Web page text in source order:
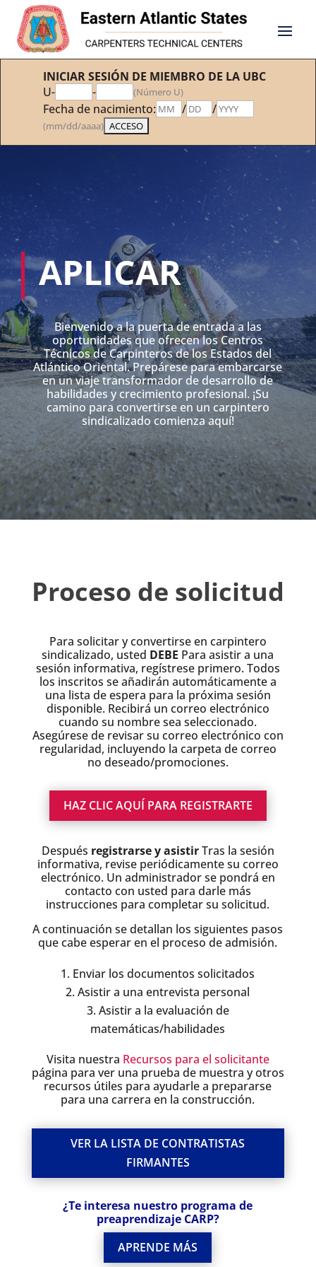
INICIAR SESIÓN DE MIEMBRO DE LA UBC
U-
- (Número U)
Fecha de nacimiento: / /
(mm/dd/aaaa)
APLICAR
Bienvenido a la puerta de entrada a las
oportunidades que ofrecen los Centros
Técnicos de Carpinteros de los Estados del
Atlántico Oriental. Prepárese para embarcarse
en un viaje transformador de desarrollo de
habilidades y crecimiento profesional. ¡Su
camino para convertirse en un carpintero
sindicalizado comienza aquí!
Proceso de solicitud
Para solicitar y convertirse en carpintero
sindicalizado, usted DEBE Para asistir a una
sesión informativa, regístrese primero. Todos
los inscritos se añadirán automáticamente a
una lista de espera para la próxima sesión
disponible. Recibirá un correo electrónico
cuando su nombre sea seleccionado.
Asegúrese de revisar su correo electrónico con
regularidad, incluyendo la carpeta de correo
no deseado/promociones.
HAZ CLIC AQUÍ PARA REGISTRARTE
Después registrarse y asistirTras la sesión
informativa, revise periódicamente su correo
electrónico. Un administrador se pondrá en
contacto con usted para darle más
instrucciones para completar su solicitud.
A continuación se detallan los siguientes pasos
que cabe esperar en el proceso de admisión.
Enviar los documentos solicitados
Asistir a una entrevista personal
Asistir a la evaluación de
matemáticas/habilidades
Visita nuestra Recursos para el solicitante
página para ver una prueba de muestra y otros
recursos útiles para ayudarle a prepararse
para una carrera en la construcción.
VER LA LISTA DE CONTRATISTAS
FIRMANTES
¿Te interesa nuestro programa de
preaprendizaje CARP?
APRENDE MÁS